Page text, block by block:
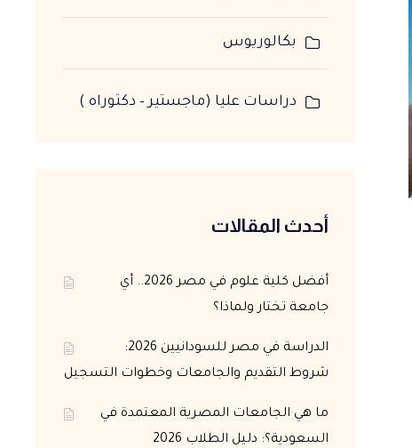
بكالوريوس
دراسات عليا (ماجستير – دكتوراه )
أحدث المقالات
أفضل كلية علوم في مصر 2026.. أي
جامعة تختار ولماذا؟
الدراسة في مصر للسودانيين 2026:
شروط التقديم والجامعات وخطوات التسجيل
ما هي الجامعات المصرية المعتمدة في
السعودية؟: دليل الطلاب 2026